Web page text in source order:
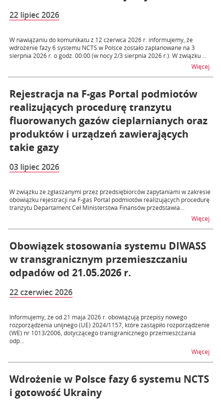
22 lipiec 2026
W nawiązaniu do komunikatu z 12 czerwca 2026 r. informujemy, że
wdrożenie fazy 6 systemu NCTS w Polsce zostało zaplanowane na 3
sierpnia 2026 r. o godz. 00:00 (w nocy 2/3 sierpnia 2026 r.). W związku ...
Więcej
Rejestracja na F-gas Portal podmiotów
realizujących procedurę tranzytu
fluorowanych gazów cieplarnianych oraz
produktów i urządzeń zawierających
takie gazy
03 lipiec 2026
W związku ze zgłaszanymi przez przedsiębiorców zapytaniami w zakresie
obowiązku rejestracji na F-gas Portal podmiotów realizujących procedurę
tranzytu Departament Ceł Ministerstwa Finansów przedstawia...
Więcej
Obowiązek stosowania systemu DIWASS
w transgranicznym przemieszczaniu
odpadów od 21.05.2026 r.
22 czerwiec 2026
Informujemy, że od 21 maja 2026 r. obowiązują przepisy nowego
rozporządzenia unijnego (UE) 2024/1157, które zastąpiło rozporządzenie
(WE) nr 1013/2006, dotyczącego transgranicznego przemieszczania
odp...
Więcej
Wdrożenie w Polsce fazy 6 systemu NCTS
i gotowość Ukrainy